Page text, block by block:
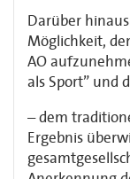
Darüber
Möglichkeit,
AO
als Sport” und
– dem
Ergebnis